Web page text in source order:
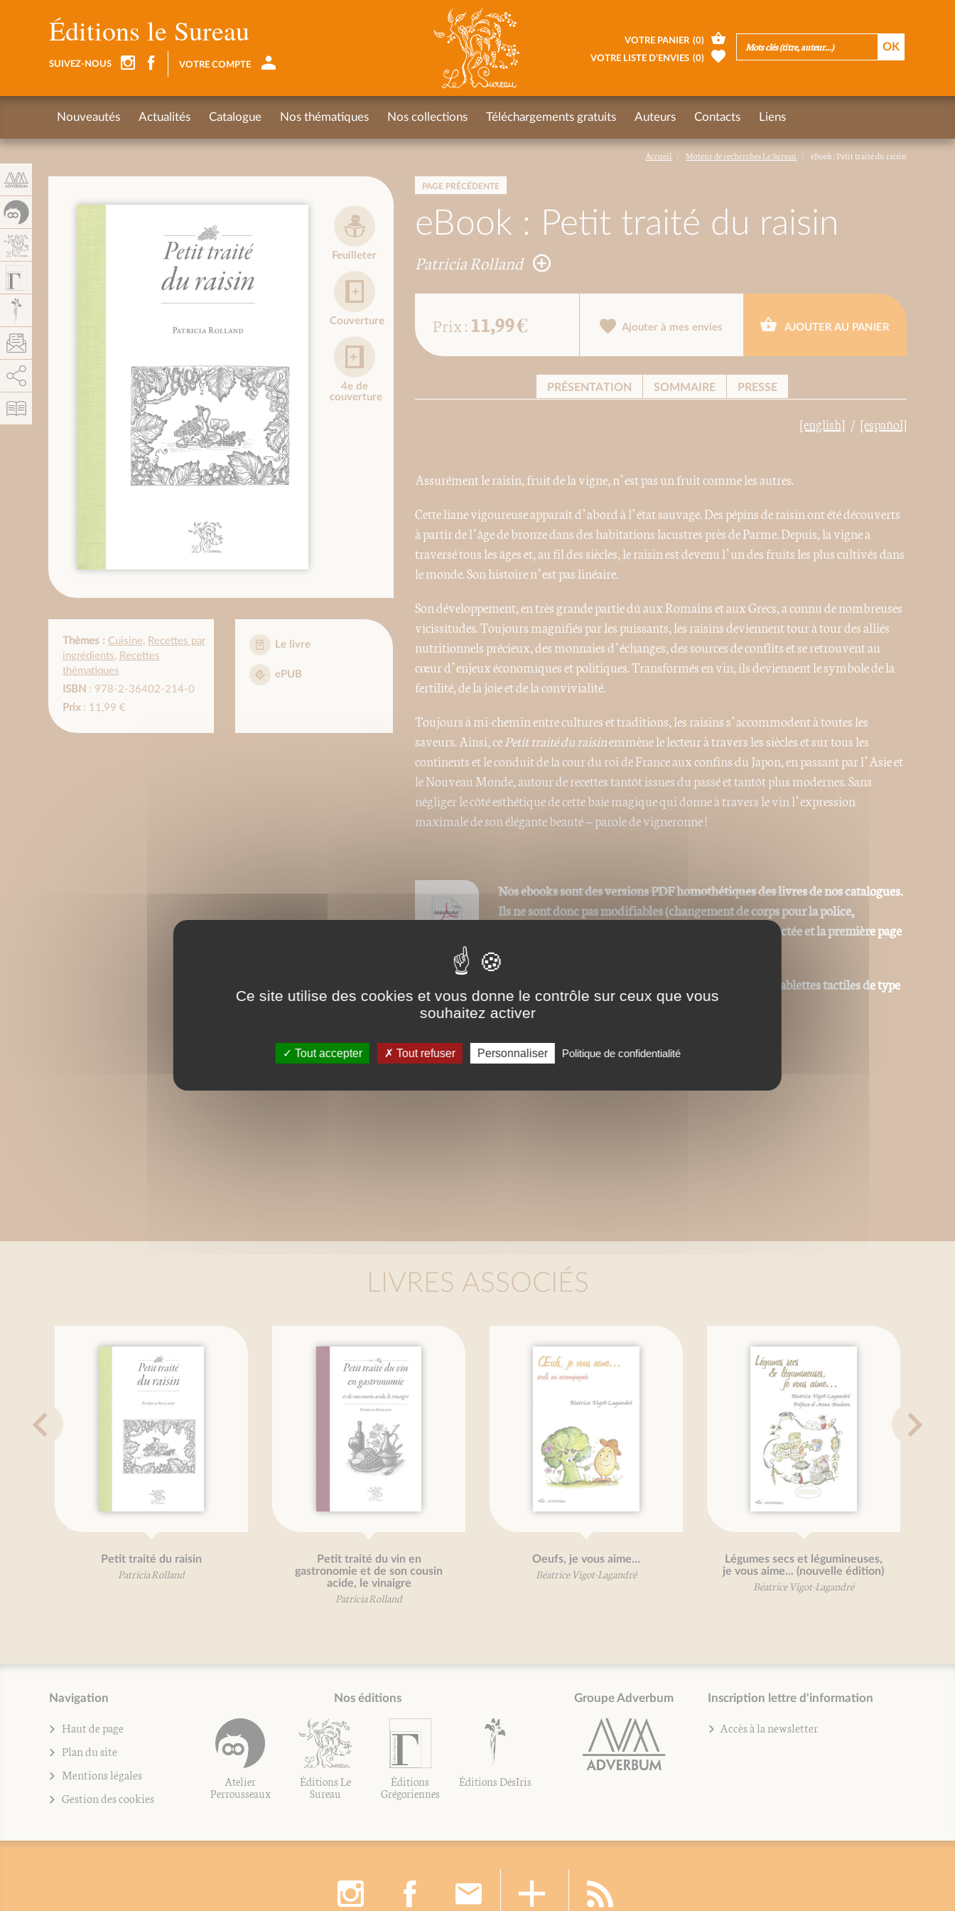
Accueil Moteur de recherches Le Sureau eBook : Petit traité du raisin
PAGE PRÉCÉDENTE
eBook : Petit traité du raisin
Patricia Rolland
Feuilleter
Couverture
4e de
couverture
Thèmes : Cuisine, Recettes par
ingrédients, Recettes
thématiques
ISBN : 978-2-36402-214-0
Prix: 11,99 €
Le livre
ePUB
Prix : 11,99 € Ajouter à mes envies AJOUTER AU PANIER
PRÉSENTATION SOMMAIRE PRESSE
[english] [español]
Assurément le raisin, fruit de la vigne, n’est pas un fruit comme les autres.
Cette liane vigoureuse apparaît d’abord à l’état sauvage. Des pépins de raisin ont été découverts
à partir de l’âge de bronze dans des habitations lacustres près de Parme. Depuis, la vigne a
traversé tous les âges et, au fil des siècles, le raisin est devenu l’un des fruits les plus cultivés dans
le monde. Son histoire n’est pas linéaire.
Son développement, en très grande partie dû aux Romains et aux Grecs, a connu de nombreuses
vicissitudes. Toujours magnifiés par les puissants, les raisins deviennent tour à tour des alliés
nutritionnels précieux, des monnaies d’échanges, des sources de conflits et se retrouvent au
cœur d’enjeux économiques et politiques. Transformés en vin, ils deviennent le symbole de la
fertilité, de la joie et de la convivialité.
Toujours à mi-chemin entre cultures et traditions, les raisins s’accommodent à toutes les
saveurs. Ainsi, cePetit traité du raisinemmène le lecteur à travers les siècles et sur tous les
continents et le conduit de la cour du roi de France aux confins du Japon, en passant par l’Asie et
le Nouveau Monde, autour de recettes tantôt issues du passé et tantôt plus modernes. Sans
négliger le côté esthétique de cette baie magique qui donne à travers le vin l’expression
maximale de son élégante beauté – parole de vigneronne !
Nos ebooks sont des versions PDF homothétiques des livres de nos catalogues.
Ils ne sont donc pas modifiables (changement de corps pour la police,
modification des images). La pagination est donc respectée et la première page
Ce format peut être lu par le logiciel Acrobat © sur des ordinateurs ou tablettes tactiles de type
iPad, Archos, Asus ou autres.
LIVRES ASSOCIÉS
Petit traité du raisin
Patricia Rolland
Petit traité du vin en
gastronomie et de son cousin
acide, le vinaigre
Patricia Rolland
Oeufs, je vous aime…
Béatrice Vigot-Lagandré
Légumes secs et légumineuses,
je vous aime... (nouvelle édition)
Béatrice Vigot-Lagandré
Navigation
Haut de page
Plan du site
Mentions légales
Gestion des cookies
Nos éditions
Atelier
Perrousseaux
Éditions Le
Sureau
Éditions
Grégoriennes
Éditions DésIris
Groupe Adverbum Inscription lettre d'information
Accès à la newsletter
Éditions le Sureau
SUIVEZ-NOUS VOTRE COMPTE
VOTRE PANIER (0)
VOTRE LISTE D’ENVIES (0)
Nouveautés Actualités Catalogue Nos thématiques Nos collections Téléchargements gratuits Auteurs Contacts Liens
Autoriser
Ce site utilise des cookies et vous donne le contrôle sur ceux que vous
souhaitez activer
Tout accepter Tout refuser Personnaliser Politique de confidentialité